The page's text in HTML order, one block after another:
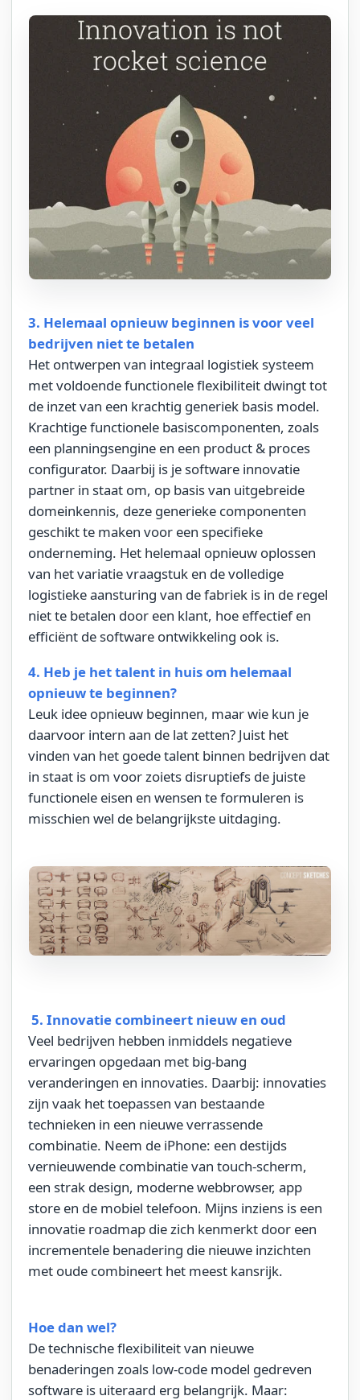
3. Helemaal opnieuw beginnen is voor veel
bedrijven niet te betalen
Het ontwerpen van integraal logistiek systeem
met voldoende functionele flexibiliteit dwingt tot
de inzet van een krachtig generiek basis model.
Krachtige functionele basiscomponenten, zoals
een planningsengine en een product & proces
configurator. Daarbij is je software innovatie
partner in staat om, op basis van uitgebreide
domeinkennis, deze generieke componenten
geschikt te maken voor een specifieke
onderneming. Het helemaal opnieuw oplossen
van het variatie vraagstuk en de volledige
logistieke aansturing van de fabriek is in de regel
niet te betalen door een klant, hoe effectief en
efficiënt de software ontwikkeling ook is.
4. Heb je het talent in huis om helemaal
opnieuw te beginnen?
Leuk idee opnieuw beginnen, maar wie kun je
daarvoor intern aan de lat zetten? Juist het
vinden van het goede talent binnen bedrijven dat
in staat is om voor zoiets disruptiefs de juiste
functionele eisen en wensen te formuleren is
misschien wel de belangrijkste uitdaging.
5. Innovatie combineert nieuw en oud
Veel bedrijven hebben inmiddels negatieve
ervaringen opgedaan met big-bang
veranderingen en innovaties. Daarbij: innovaties
zijn vaak het toepassen van bestaande
technieken in een nieuwe verrassende
combinatie. Neem de iPhone: een destijds
vernieuwende combinatie van touch-scherm,
een strak design, modernewebbrowser, app
store en de mobiel telefoon. Mijns inziens is een
innovatie roadmap die zich kenmerkt door een
incrementele benadering die nieuwe inzichten
met oude combineert het meest kansrijk.
Hoe dan wel?
De technische flexibiliteitvan nieuwe
benaderingen zoals low-code model gedreven
software is uiteraard erg belangrijk. Maar: